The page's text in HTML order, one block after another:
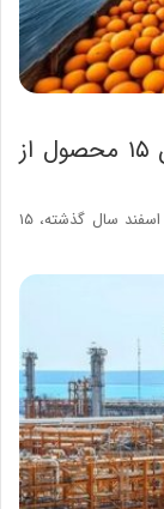
خبر مهم برای کشاورزان؛ صادرات این ۱۵ محصول از
پس از ممنوعیت صادرات برخی محصولات کشاورزی در اسفند سال گذشته، ۱۵